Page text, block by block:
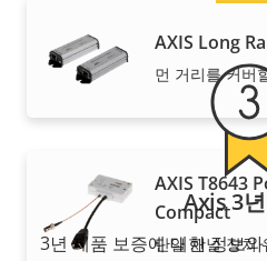
AXIS Long
먼 거리를 커버
AXIS T8643
Compact
단일 채널 장치
Axis 3
3년 제품 보증에 대한 정보